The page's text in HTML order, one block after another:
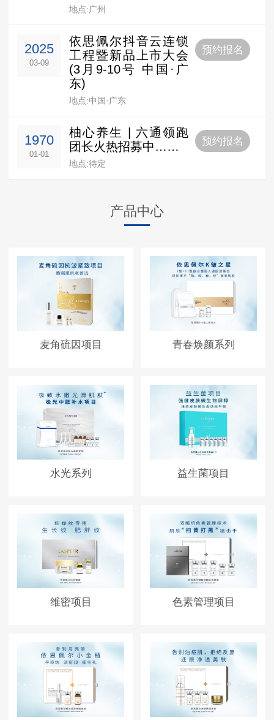
地点:广州
2025
03-09
依思佩尔抖音云连锁
工程暨新品上市大会
(3月9-10号 中国·广
东)
地点:中国·广东
预约报名
1970
01-01
柚心养生 | 六通领跑
团长火热招募中……
地点:待定
预约报名
产品中心
麦角硫因项目 青春焕颜系列
水光系列 益生菌项目
维密项目 色素管理项目